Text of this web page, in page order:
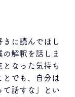
きに読んでほし
解釈を話しま
となった気持ち
とでも、自分は
て話すな」とい